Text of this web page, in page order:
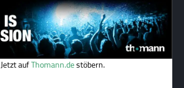
Jetzt aufThomann.destöbern.